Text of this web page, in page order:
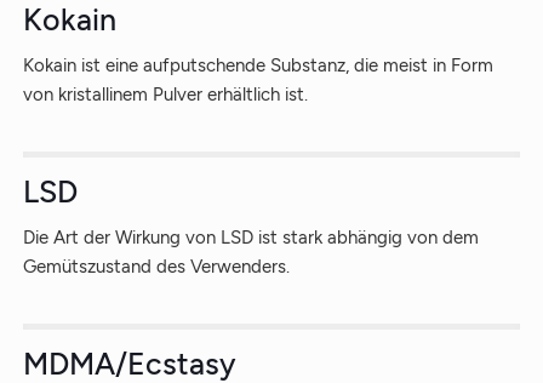
Kokain
Kokain ist eine aufputschende Substanz, die meist in Form
von kristallinem Pulver erhältlich ist.
LSD
Die Art der Wirkung von LSD ist stark abhängig von dem
Gemütszustand des Verwenders.
MDMA/Ecstasy